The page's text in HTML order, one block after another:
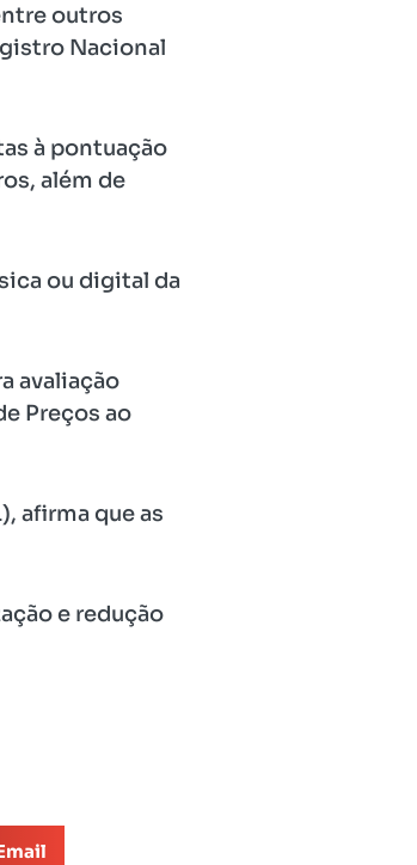
outros
Nacional
à pontuação
além de
ou digital da
avaliação
Preços ao
afirma que as
e redução